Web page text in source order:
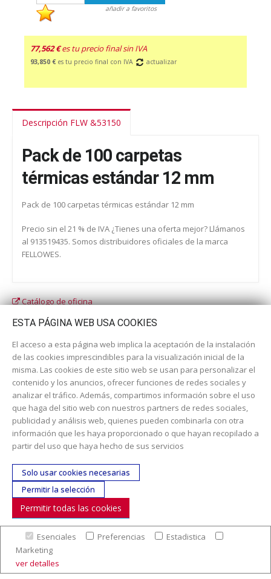
añadir a favoritos
77,562 € es tu precio final sin IVA
93,850 € es tu precio final con IVA actualizar
Descripción FLW &53150
Pack de 100 carpetas
térmicas estándar 12 mm
Pack de 100 carpetas térmicas estándar 12 mm
Precio sin el 21 % de IVA ¿Tienes una oferta mejor? Llámanos
al 913519435. Somos distribuidores oficiales de la marca
FELLOWES.
Catálogo de oficina
Dirección:c/ Cercedilla nº 14, 28925 Alcorcón
Email:contacta aquí
Teléfono:913519435
SÍGUENOS
© Copyright 2017. Todos los derechos reservados. |Nuestra
empresa|Aviso legal
preparación y envío
ESTA PÁGINA WEB USA COOKIES
El acceso a esta página web implica la aceptación de la instalación
de las cookies imprescindibles para la visualización inicial de la
misma. Las cookies de este sitio web se usan para personalizar el
contenido y los anuncios, ofrecer funciones de redes sociales y
analizar el tráfico. Además, compartimos información sobre el uso
que haga del sitio web con nuestros partners de redes sociales,
publicidad y análisis web, quienes pueden combinarla con otra
información que les haya proporcionado o que hayan recopilado a
partir del uso que haya hecho de sus servicios
Solo usar cookies necesarias
Permitir la selección
Permitir todas las cookies
Esenciales Preferencias
Estadistica
Marketing
ver detalles